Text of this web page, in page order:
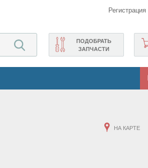
Регистрация
ПОДОБРАТЬ
ЗАПЧАСТИ
НА КАРТЕ